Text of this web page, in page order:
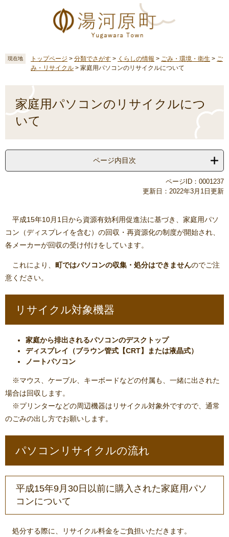
文
現在地 トップページ > 分類でさがす > くらしの情報 > ごみ・環境・衛生 > ご
み・リサイクル > 家庭用パソコンのリサイクルについて
家庭用パソコンのリサイクルにつ
いて
ページ内目次
ページID：0001237
更新日：2022年3月1日更新
平成15年10月1日から資源有効利用促進法に基づき、家庭用パソ
コン（ディスプレイを含む）の回収・再資源化の制度が開始され、
各メーカーが回収の受け付けをしています。
これにより、 町ではパソコンの収集・処分はできませんのでご注
意ください。
リサイクル対象機器
家庭から排出されるパソコンのデスクトップ
ディスプレイ（ブラウン管式【CRT】または液晶式）
ノートパソコン
※マウス、ケーブル、キーボードなどの付属も、一緒に出された
場合は回収します。
※プリンターなどの周辺機器はリサイクル対象外ですので、通常
のごみの出し方でお願いします。
パソコンリサイクルの流れ
平成15年9月30日以前に購入された家庭用パソ
コンについて
処分する際に、リサイクル料金をご負担いただきます。